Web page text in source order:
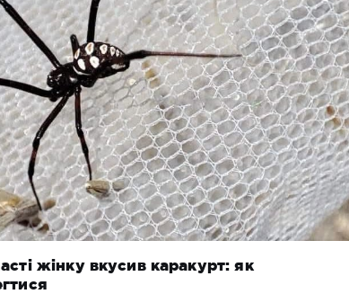
жінку вкусив каракурт: як